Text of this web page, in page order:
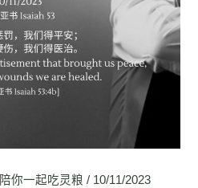
陪你一起吃灵粮 / 10/11/2023